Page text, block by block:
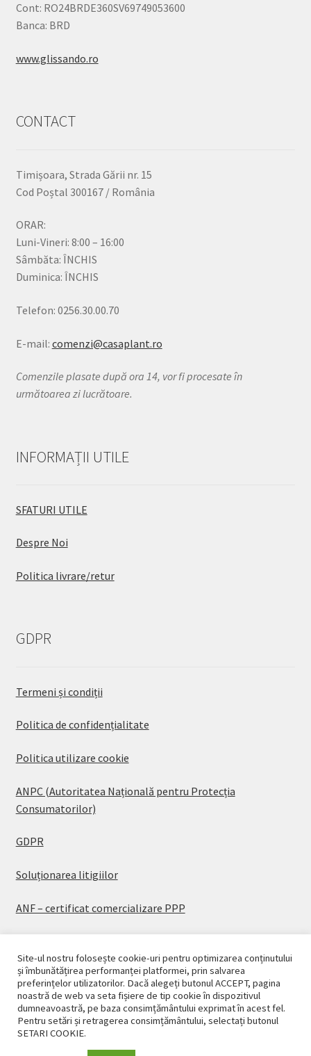
Cont: RO24BRDE360SV69749053600
Banca: BRD
www.glissando.ro
CONTACT
Timișoara, Strada Gării nr. 15
Cod Poștal 300167 / România
ORAR:
Luni-Vineri: 8:00 – 16:00
Sâmbăta: ÎNCHIS
Duminica: ÎNCHIS
Telefon: 0256.30.00.70
E-mail: comenzi@casaplant.ro
Comenzile plasate după ora 14, vor fi procesate în
următoarea zi lucrătoare.
INFORMAȚII UTILE
SFATURI UTILE
Despre Noi
Politica livrare/retur
GDPR
Termeni și condiții
Politica de confidențialitate
Politica utilizare cookie
ANPC (Autoritatea Națională pentru Protecția
Consumatorilor)
GDPR
Soluționarea litigiilor
ANF – certificat comercializare PPP
© CASAPLANT 2026
Politică de confidențialitate
Site-ul nostru folosește cookie-uri pentru optimizarea conținutului
și îmbunătățirea performanței platformei, prin salvarea
preferințelor utilizatorilor. Dacă alegeți butonul ACCEPT, pagina
noastră de web va seta fișiere de tip cookie în dispozitivul
dumneavoastră, pe baza consimțământului exprimat în acest fel.
Pentru setări și retragerea consimțământului, selectați butonul
SETARI COOKIE.